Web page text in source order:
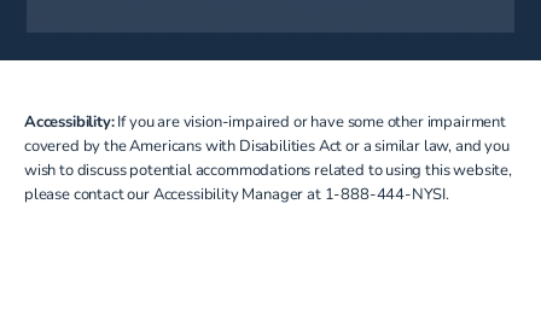
Accessibility:If you are vision-impaired or have some other impairment
covered by the Americans with Disabilities Act or a similar law, and you
wish to discuss potential accommodations related to using this website,
please contact our Accessibility Manager at 1-888-444-NYSI.